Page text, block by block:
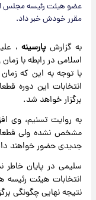
عضو هیئت رئیسه مجلس
مقرر خودش خبر داد.
به گزارشپارسینه،
اسلامی در رابطه با
با توجه به این که
انتخابات این دوره
برگزار خواهد شد.
به روایت تسنیم، وی
مشخص نشده ولی قطعا
جدیدی حضور خواهند
سلیمی در پایان خاطر
انتخابات هیئت
نتیجه نهایی چگونگی